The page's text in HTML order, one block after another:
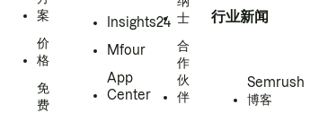
案
价
格
免
费
Insights24
Mfour
App
Center
士
合
作
伙
伴
行业新闻
Semrush
博客